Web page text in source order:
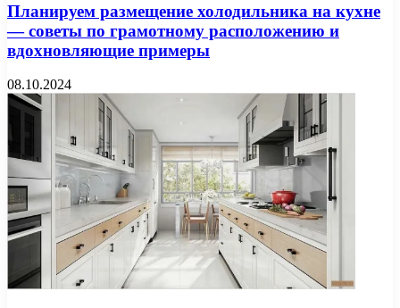
Планируем размещение холодильника на кухне
— советы по грамотному расположению и
вдохновляющие примеры
08.10.2024